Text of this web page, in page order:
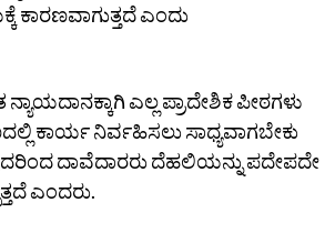
ಕಾರಣವಾಗುತ್ತದೆ ಎಂದು
ಎಲ್ಲ ಪ್ರಾದೇಶಿಕ ಪೀಠಗಳು
ಕಾರ್ಯ ನಿರ್ವಹಿಸಲು ಸಾಧ್ಯವಾಗಬೇಕು
ದಾವೆದಾರರು ದೆಹಲಿಯನ್ನು ಪದೇಪದೇ
ಎಂದರು.